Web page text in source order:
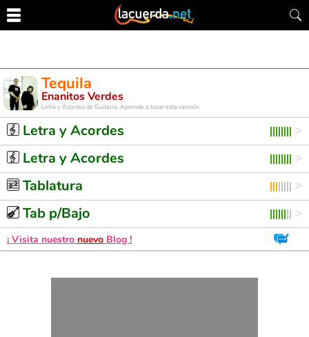
Tequila
Enanitos Verdes
Letra y Acordes de Guitarra. Aprende a tocar esta canción
Letra y Acordes
Letra y Acordes
Tablatura
Tab p/Bajo
¡ Visita nuestro nuevo Blog !